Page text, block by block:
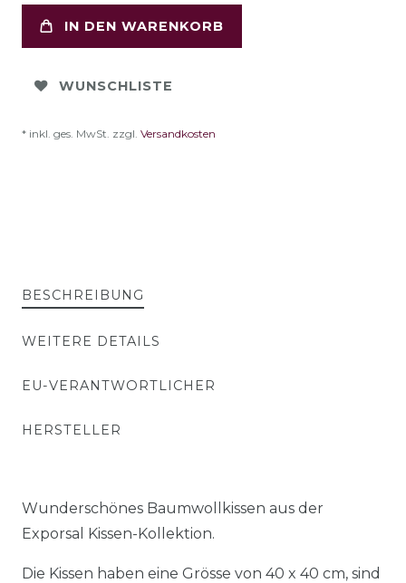
IN DEN WARENKORB
WUNSCHLISTE
* inkl. ges. MwSt. zzgl. Versandkosten
BESCHREIBUNG
WEITERE DETAILS
EU-VERANTWORTLICHER
HERSTELLER
Wunderschönes Baumwollkissen aus der
Exporsal Kissen-Kollektion.
Die Kissen haben eine Grösse von 40 x 40 cm, sind